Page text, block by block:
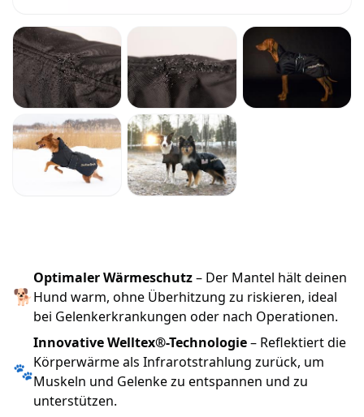
🐕
Optimaler Wärmeschutz– Der Mantel hält deinen
Hund warm, ohne Überhitzung zu riskieren, ideal
bei Gelenkerkrankungen oder nach Operationen.
🐾
Innovative Welltex®-Technologie– Reflektiert die
Körperwärme als Infrarotstrahlung zurück, um
Muskeln und Gelenke zu entspannen und zu
unterstützen.